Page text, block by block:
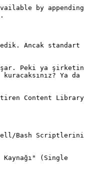
by appending
Ancak standart
Peki ya şirketin
Ya da
Content Library
Bash Scriptlerini
(Single